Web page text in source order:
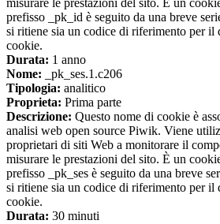
misurare le prestazioni del sito. È un
prefisso _pk_id è seguito da una breve
si ritiene sia un codice di riferimento per il
cookie.
Durata: 1 anno
Nome: _pk_ses.1.c206
Tipologia: analitico
Proprieta: Prima parte
Descrizione: Questo nome di cookie è
analisi web open source Piwik. Viene
proprietari di siti Web a monitorare il
misurare le prestazioni del sito. È un
prefisso _pk_ses è seguito da una breve
si ritiene sia un codice di riferimento per il
cookie.
Durata: 30 minuti